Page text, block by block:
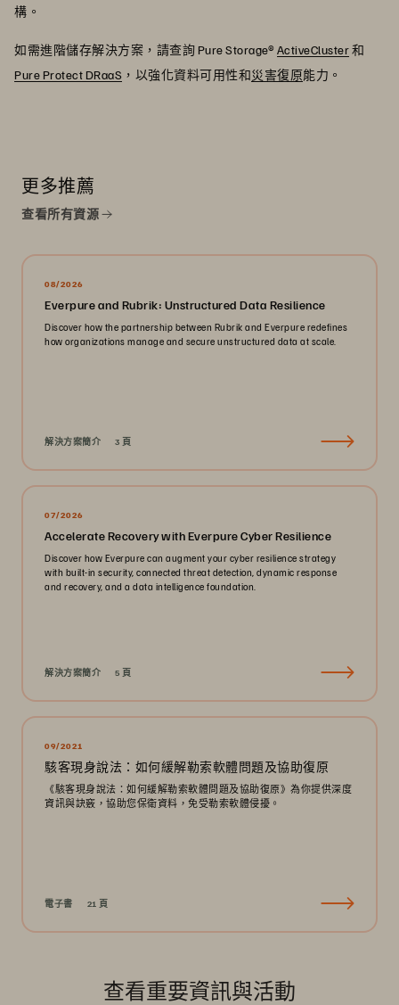
構。
如需進階儲存解決方案，請查詢 Pure Storage® ActiveCluster和
Pure Protect DRaaS ，以強化資料可用性和災害復原能力。
更多推薦
查看所有資源
08/2026
Everpure and Rubrik: Unstructured Data Resilience
Discover how the partnership between Rubrik and Everpure redefines
how organizations manage and secure unstructured data at scale.
解決方案簡介 3 頁
07/2026
Accelerate Recovery with Everpure Cyber Resilience
Discover how Everpure can augment your cyber resilience strategy
with built-in security, connected threat detection, dynamic response
and recovery, and a data intelligence foundation.
解決方案簡介 5 頁
09/2021
駭客現身說法：如何緩解勒索軟體問題及協助復原
《駭客現身說法：如何緩解勒索軟體問題及協助復原》為你提供深度
資訊與訣竅，協助您保衛資料，免受勒索軟體侵擾。
電子書 21 頁
查看重要資訊與活動